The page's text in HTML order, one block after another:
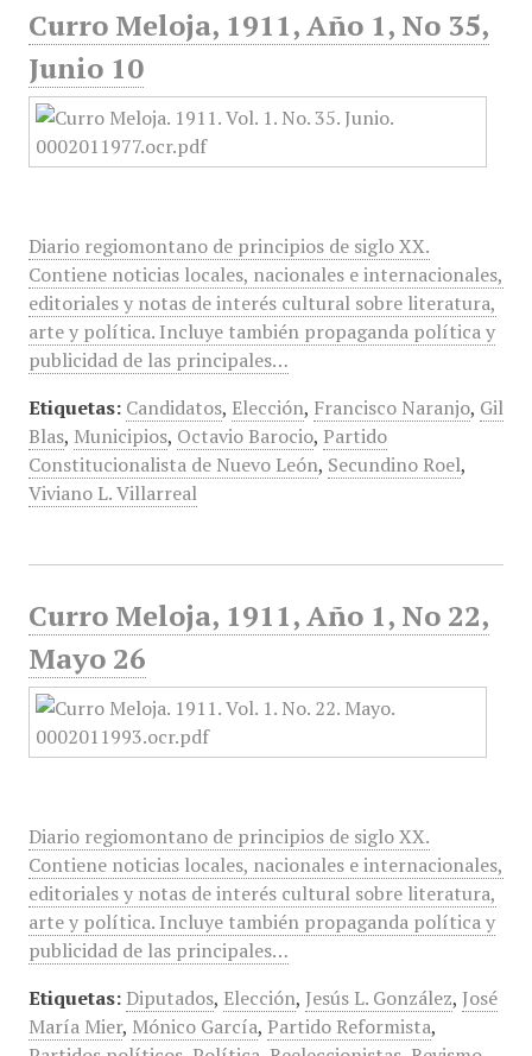
Curro Meloja, 1911, Año 1, No 35,
Junio 10
Diario regiomontano de principios de siglo XX.
Contiene noticias locales, nacionales e internacionales,
editoriales y notas de interés cultural sobre literatura,
arte y política. Incluye también propaganda política y
publicidad de las principales…
Etiquetas: Candidatos, Elección, Francisco Naranjo, Gil
Blas, Municipios, Octavio Barocio, Partido
Constitucionalista de Nuevo León, Secundino Roel,
Viviano L. Villarreal
Curro Meloja, 1911, Año 1, No 22,
Mayo 26
Diario regiomontano de principios de siglo XX.
Contiene noticias locales, nacionales e internacionales,
editoriales y notas de interés cultural sobre literatura,
arte y política. Incluye también propaganda política y
publicidad de las principales…
Etiquetas: Diputados, Elección, Jesús L. González, José
María Mier, Mónico García, Partido Reformista,